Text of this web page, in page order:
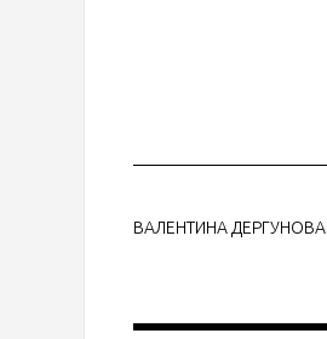
ВАЛЕНТИНА ДЕРГУНОВА